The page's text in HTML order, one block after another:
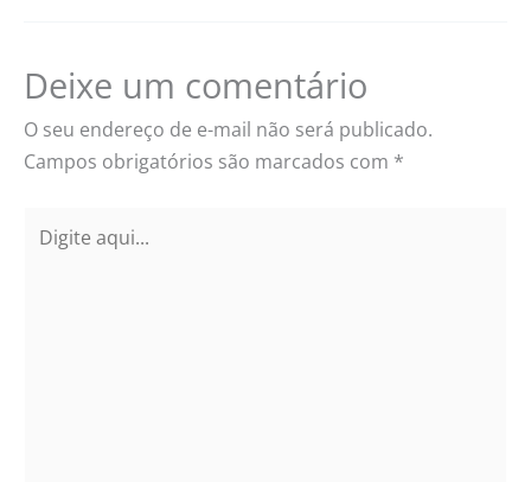
Deixe um comentário
O seu endereço de e-mail não será publicado.
Campos obrigatórios são marcados com *
aqui...